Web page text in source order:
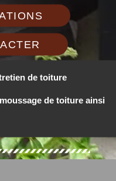
de toiture
de toiture ainsi